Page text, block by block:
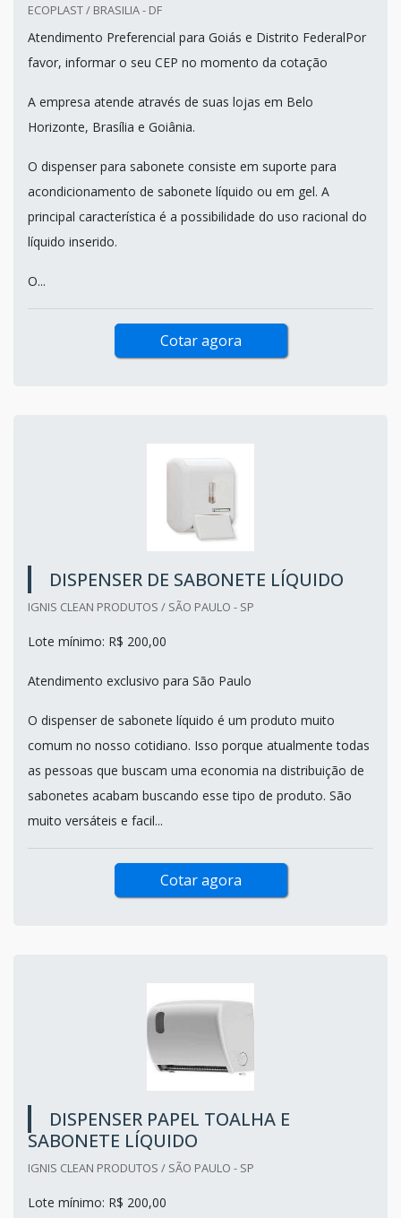
ECOPLAST / BRASILIA - DF
Atendimento Preferencial para Goiás e Distrito FederalPor
favor, informar o seu CEP no momento da cotação
A empresa atende através de suas lojas em Belo
Horizonte, Brasília e Goiânia.
O dispenser para sabonete consiste em suporte para
acondicionamento de sabonete líquido ou em gel. A
principal característica é a possibilidade do uso racional do
líquido inserido.
O...
Cotar agora
DISPENSER DE SABONETE LÍQUIDO
IGNIS CLEAN PRODUTOS / SÃO PAULO - SP
Lote mínimo: R$ 200,00
Atendimento exclusivo para São Paulo
O dispenser de sabonete líquido é um produto muito
comum no nosso cotidiano. Isso porque atualmente todas
as pessoas que buscam uma economia na distribuição de
sabonetes acabam buscando esse tipo de produto. São
muito versáteis e facil...
Cotar agora
DISPENSER PAPEL TOALHA E
SABONETE LÍQUIDO
IGNIS CLEAN PRODUTOS / SÃO PAULO - SP
Lote mínimo: R$ 200,00